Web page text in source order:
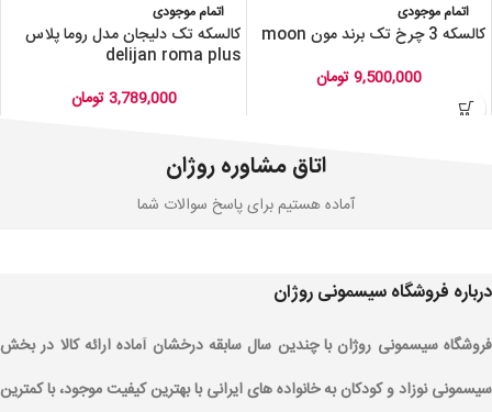
اتمام موجودی
کالسکه 3 چرخ تک برند مون moon
9,500,000تومان
اتمام موجودی
کالسکه تک دلیجان مدل روما پلاس
delijan roma plus
3,789,000 تومان
اتاق مشاوره روژان
آماده هستیم برای پاسخ سوالات شما
درباره فروشگاه سیسمونی روژان
فروشگاه سیسمونی روژان با چندین سال سابقه درخشان آماده ارائه کالا در بخش
سیسمونی نوزاد و کودکان به خانواده های ایرانی با بهترین کیفیت موجود، با کمترین